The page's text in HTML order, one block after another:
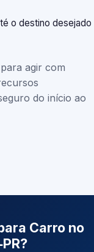
o destino desejado
agir com
do início ao
Carro no